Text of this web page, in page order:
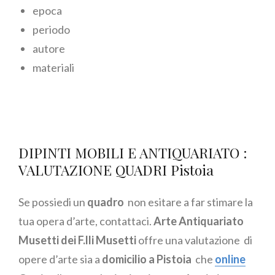
epoca
periodo
autore
materiali
DIPINTI MOBILI E ANTIQUARIATO :
VALUTAZIONE QUADRI Pistoia
Se possiedi un quadro non esitare a far stimare la
tua opera d’arte, contattaci.Arte Antiquariato
Musetti dei F.lli Musettioffre una valutazione di
opere d’arte sia a domicilio a Pistoia che online